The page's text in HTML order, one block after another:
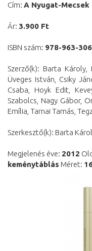
Cím: A Nyugat-
Ár: 3.900 Ft
ISBN szám: 978-963-
Szerző(k): Barta
Üveges István, Csiky
Csaba, Hoyk Edit,
Szabolcs, Nagy Gábor,
Emília, Tarnai Tamás,
Szerkesztő(k): Barta
Megjelenés éve: 2012
keménytáblás Méret: